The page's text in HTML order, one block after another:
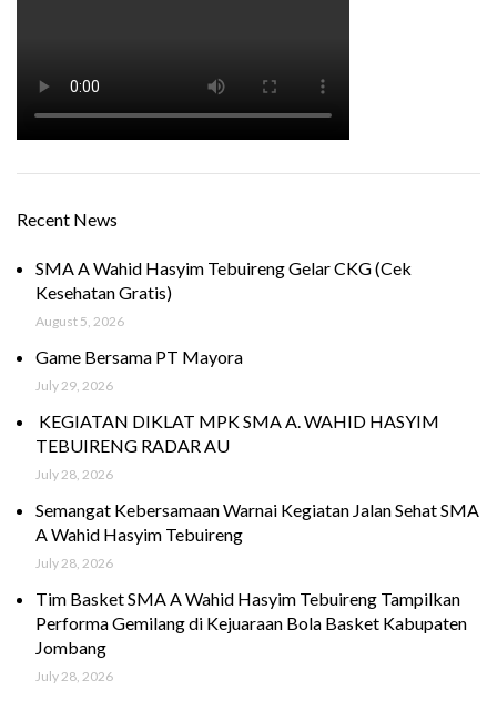
Recent News
SMA A Wahid Hasyim Tebuireng Gelar CKG (Cek
Kesehatan Gratis)
August 5, 2026
Game Bersama PT Mayora
July 29, 2026
KEGIATAN DIKLAT MPK SMA A. WAHID HASYIM
TEBUIRENG RADAR AU
July 28, 2026
Semangat Kebersamaan Warnai Kegiatan Jalan Sehat SMA
A Wahid Hasyim Tebuireng
July 28, 2026
Tim Basket SMA A Wahid Hasyim Tebuireng Tampilkan
Performa Gemilang di Kejuaraan Bola Basket Kabupaten
Jombang
July 28, 2026